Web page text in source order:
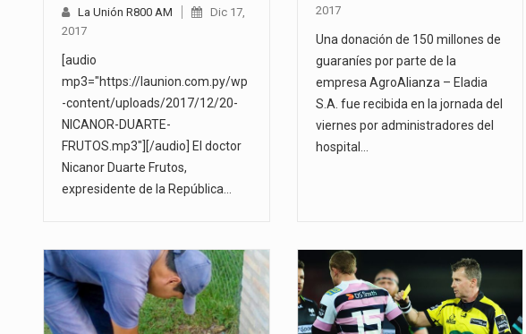
La Unión R800 AM
Dic 17,
2017
[audio
mp3="https://launion.com.py/wp
-content/uploads/2017/12/20-
NICANOR-DUARTE-
FRUTOS.mp3"][/audio] El doctor
Nicanor Duarte Frutos,
expresidente de la República…
2017
Una donación de 150 millones de
guaraníes por parte de la
empresa AgroAlianza – Eladia
S.A. fue recibida en la jornada del
viernes por administradores del
hospital…